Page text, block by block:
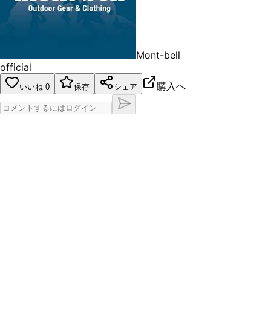
Mont-bell
official
いいね 0 保存 シェア 購入へ